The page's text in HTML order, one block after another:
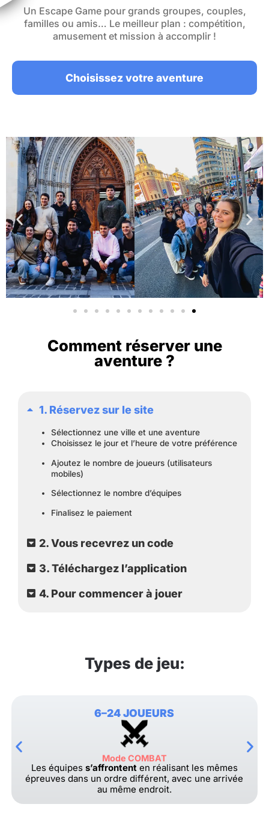
Un Escape Game pour grands groupes, couples,
familles ou amis… Le meilleur plan : compétition,
amusement et mission à accomplir !
Choisissez votre aventure
Comment réserver une
aventure ?
1. Réservez sur le site
Sélectionnez une ville et une aventure
Choisissez le jour et l’heure de votre préférence
Ajoutez le nombre de joueurs (utilisateurs
mobiles)
Sélectionnez le nombre d’équipes
Finalisez le paiement
2. Vous recevrez un code
3. Téléchargez l’application
4. Pour commencer à jouer
Types de jeu:
6–24 JOUEURS
Mode COMBAT
Les équipes s’affrontenten réalisant les mêmes
épreuves dans un ordre différent, avec une arrivée
au même endroit.